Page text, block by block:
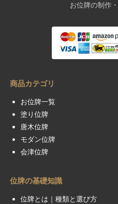
お位牌の制作
商品カテゴリ
お位牌一覧
塗り位牌
唐木位牌
モダン位牌
会津位牌
位牌の基礎知識
位牌とは｜種類と選び方